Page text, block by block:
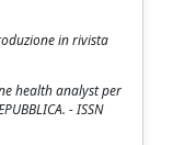
in rivista
health analyst per
- ISSN